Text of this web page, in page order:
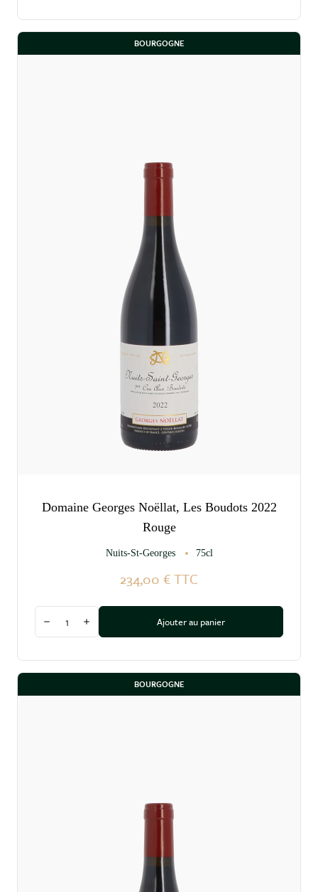
BOURGOGNE
Domaine Georges Noëllat, Les Boudots 2022
Rouge
Nuits-St-Georges 75cl
234,00 €TTC
Diminuer la quantité
Augmenter la quantitéAjouter au panier
BOURGOGNE